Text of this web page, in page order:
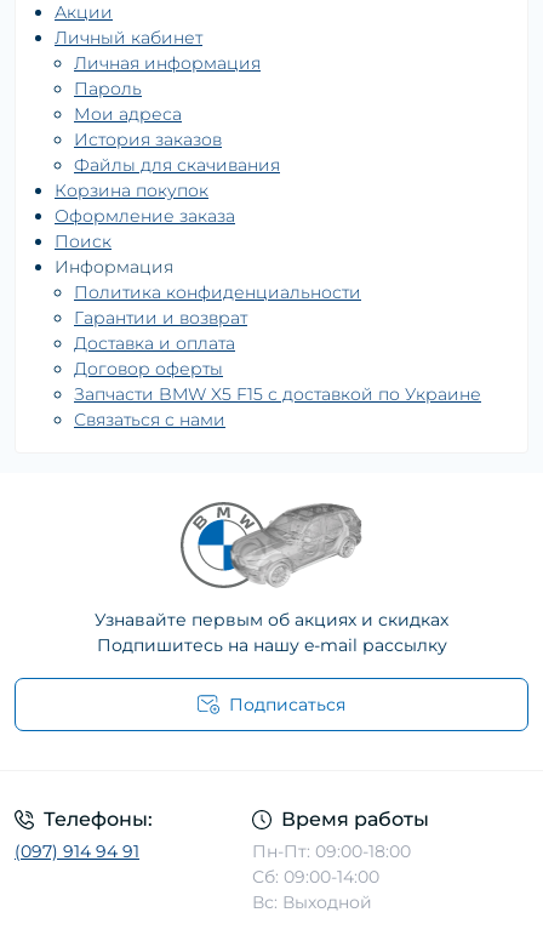
Акции
Личный кабинет
Личная информация
Пароль
Мои адреса
История заказов
Файлы для скачивания
Корзина покупок
Оформление заказа
Поиск
Информация
Политика конфиденциальности
Гарантии и возврат
Доставка и оплата
Договор оферты
Запчасти BMW X5 F15 с доставкой по Украине
Связаться с нами
Узнавайте первым об акциях и скидках
Подпишитесь на нашу e-mail рассылку
Подписаться
Телефоны:
(097) 914 94 91
Время работы
Пн-Пт: 09:00-18:00
Сб: 09:00-14:00
Вс: Выходной